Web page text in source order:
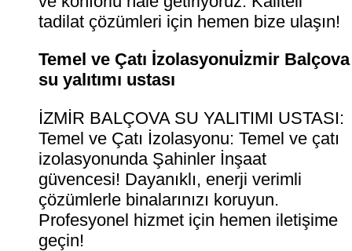
tadilat çözümleri için hemen bize ulaşın!
Temel ve Çatı İzolasyonuİzmir Balçova
su yalıtımı ustası
İZMİR BALÇOVA SU YALITIMI USTASI:
Temel ve Çatı İzolasyonu: Temel ve çatı
izolasyonunda Şahinler İnşaat
güvencesi! Dayanıklı, enerji verimli
çözümlerle binalarınızı koruyun.
Profesyonel hizmet için hemen iletişime
geçin!